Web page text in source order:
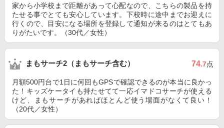
家から小学校まで距離があって心配なので、こちらの製品を持
たせる事でとても安心しています。下校時に途中までお迎えに
行くので、目安になる場所を登録して通知が来るのはとてもあ
りがたいです。（30代／女性）
まもサーチ2（まもサーチ含む） 74.7点
月額500円台で1日に何回もGPSで確認できるのが本当に良かっ
た！キッズケータイも持たせてて一応イマドコサーチが使える
けど、まもサーチがあればほとんど使う場面がなくて良い！
（20代／女性）